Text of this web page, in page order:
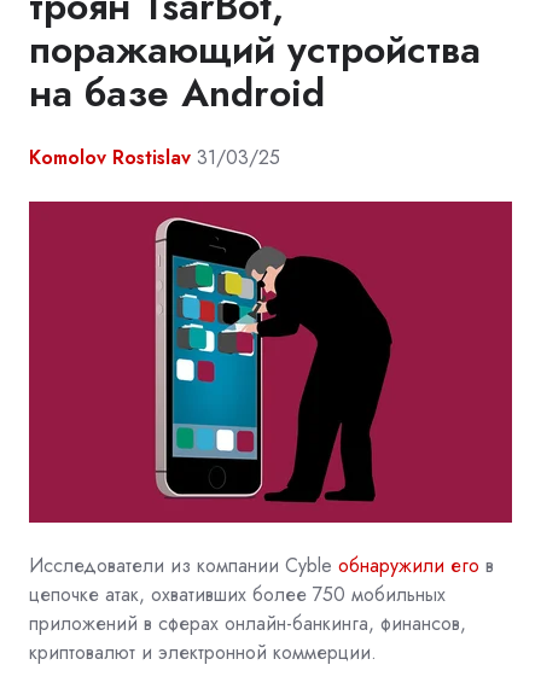
поражающий устройства
на базе Android
Komolov Rostislav 31/03/25
Исследователи из компании Cyble обнаружили его в
цепочке атак, охвативших более 750 мобильных
приложений в сферах онлайн-банкинга, финансов,
криптовалют и электронной коммерции.